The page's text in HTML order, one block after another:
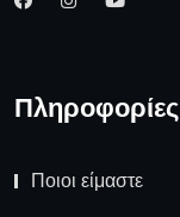
Πληροφορίες
Ποιοι είμαστε